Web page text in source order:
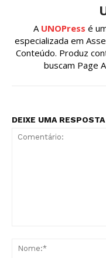
A UNOPress é
especializada em
Conteúdo. Produz
buscam Page
DEIXE UMA RESPOSTA